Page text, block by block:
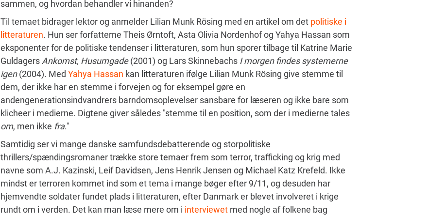
sammen, og hvordan behandler vi hinanden?
Til temaet bidrager lektor og anmelder Lilian Munk Rösing med en artikel om det politiske i
litteraturen. Hun ser forfatterne Theis Ørntoft, Asta Olivia Nordenhof og Yahya Hassan som
eksponenter for de politiske tendenser i litteraturen, som hun sporer tilbage til Katrine Marie
Guldagers Ankomst, Husumgade(2001) og Lars Skinnebachs I morgen findes systemerne
igen(2004). Med Yahya Hassan kan litteraturen ifølge Lilian Munk Rösing give stemme til
dem, der ikke har en stemme i forvejen og for eksempel gøre en
andengenerationsindvandrers barndomsoplevelser sansbare for læseren og ikke bare som
klicheer i medierne. Digtene giver således "stemme til en position, som der i medierne tales
om, men ikke fra."
Samtidig ser vi mange danske samfundsdebatterende og storpolitiske
thrillers/spændingsromaner trække store temaer frem som terror, trafficking og krig med
navne som A.J. Kazinski, Leif Davidsen, Jens Henrik Jensen og Michael Katz Krefeld. Ikke
mindst er terroren kommet ind som et tema i mange bøger efter 9/11, og desuden har
hjemvendte soldater fundet plads i litteraturen, efter Danmark er blevet involveret i krige
rundt om i verden. Det kan man læse mere om i interviewet med nogle af folkene bag